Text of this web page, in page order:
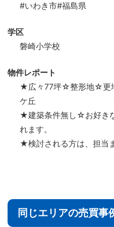
#いわき市#福島県
学区
磐崎小学校
物件レポート
★広々77坪☆整形地☆更
ケ丘
★建築条件無し☆お好き
れます。
★検討される方は、担当
同じエリアの売買事